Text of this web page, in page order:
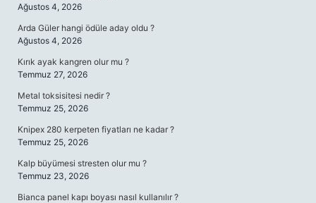
Ağustos 4, 2026
Arda Güler hangi ödüle aday oldu ?
Ağustos 4, 2026
Kırık ayak kangren olur mu ?
Temmuz 27, 2026
Metal toksisitesi nedir ?
Temmuz 25, 2026
Knipex 280 kerpeten fiyatları ne kadar ?
Temmuz 25, 2026
Kalp büyümesi stresten olur mu ?
Temmuz 23, 2026
Bianca panel kapı boyası nasıl kullanılır ?